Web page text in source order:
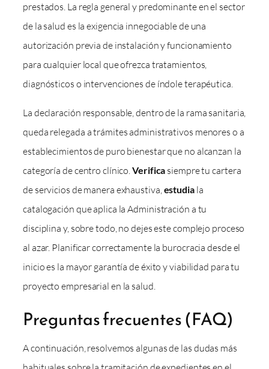
prestados. La regla general y predominante en el sector
de la salud es la exigencia innegociable de una
autorización previa de instalación y funcionamiento
para cualquier local que ofrezca tratamientos,
diagnósticos o intervenciones de índole terapéutica.
La declaración responsable, dentro de la rama sanitaria,
queda relegada a trámites administrativos menores o a
establecimientos de puro bienestar que no alcanzan la
categoría de centro clínico.Verifica siempre tu cartera
de servicios de manera exhaustiva, estudiala
catalogación que aplica la Administración a tu
disciplina y, sobre todo, no dejes este complejo proceso
al azar. Planificar correctamente la burocracia desde el
inicio es la mayor garantía de éxito y viabilidad para tu
proyecto empresarial en la salud.
Preguntas frecuentes (FAQ)
A continuación, resolvemos algunas de las dudas más